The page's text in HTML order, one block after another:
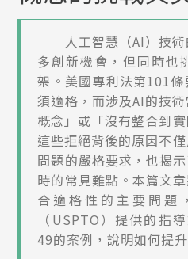
人工智慧（AI）技術
多創新機會，但同時也
架。美國專利法第101
須適格，而涉及AI的技
概念」或「沒有整合到
這些拒絕背後的原因不
問題的嚴格要求，也揭
時的常見難點。本篇文
合適格性的主要問題
（USPTO）提供的指
49的案例，說明如何提